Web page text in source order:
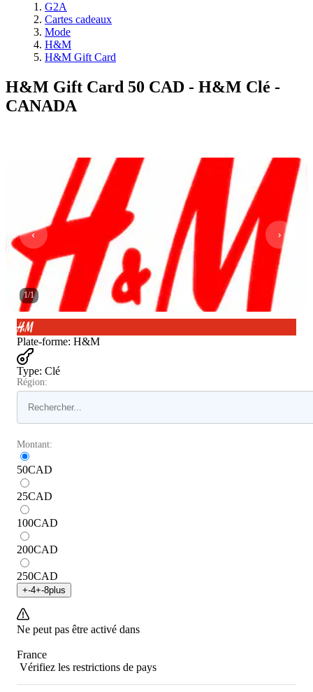
G2A
Cartes cadeaux
Mode
H&M
H&M Gift Card
H&M Gift Card 50 CAD - H&M Clé -
CANADA
1/1
Plate-forme: H&M
Type: Clé
Région:
Montant:
50CAD
25CAD
100CAD
200CAD
250CAD
+-4+-8plus
Ne peut pas être activé dans
France
Vérifiez les restrictions de pays